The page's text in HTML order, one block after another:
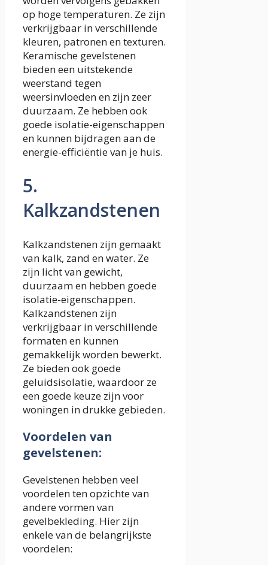
op hoge temperaturen. Ze zijn
verkrijgbaar in verschillende
kleuren, patronen en texturen.
Keramische gevelstenen
bieden een uitstekende
weerstand tegen
weersinvloeden en zijn zeer
duurzaam. Ze hebben ook
goede isolatie-eigenschappen
en kunnen bijdragen aan de
energie-efficiëntie van je huis.
5.
Kalkzandstenen
Kalkzandstenen zijn gemaakt
van kalk, zand en water. Ze
zijn licht van gewicht,
duurzaam en hebben goede
isolatie-eigenschappen.
Kalkzandstenen zijn
verkrijgbaar in verschillende
formaten en kunnen
gemakkelijk worden bewerkt.
Ze bieden ook goede
geluidsisolatie, waardoor ze
een goede keuze zijn voor
woningen in drukke gebieden.
Voordelen van
gevelstenen:
Gevelstenen hebben veel
voordelen ten opzichte van
andere vormen van
gevelbekleding. Hier zijn
enkele van de belangrijkste
voordelen: